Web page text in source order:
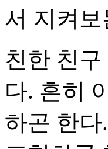
서 지켜
친한 친
다. 흔히
하곤 한